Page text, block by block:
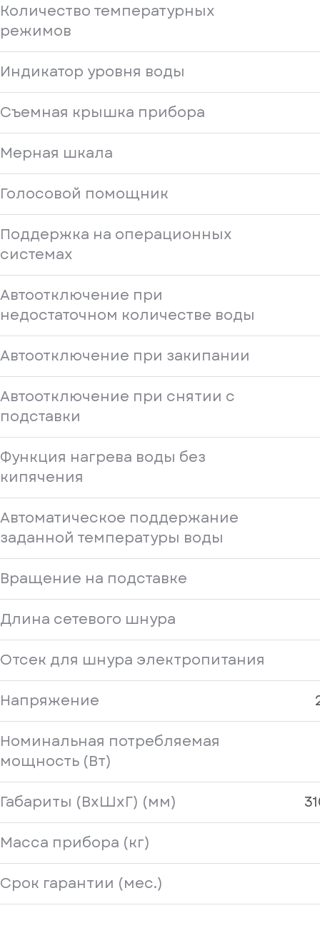
Количество температурных
режимов
Индикатор уровня воды
Съемная крышка прибора
Мерная шкала
Голосовой помощник
Поддержка на операционных
системах
Автоотключение при
недостаточном количестве воды
Автоотключение при закипании
Автоотключение при снятии с
подставки
Функция нагрева воды без
кипячения
Автоматическое поддержание
заданной температуры воды
Вращение на подставке
Длина сетевого шнура
Отсек для шнура электропитания
Напряжение
Номинальная потребляемая
мощность (Вт)
Габариты (ВxШхГ) (мм)
Масса прибора (кг)
Срок гарантии (мес.)